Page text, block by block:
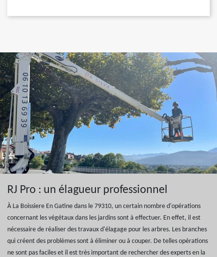
RJ Pro : un élagueur professionnel
À La Boissiere En Gatine dans le 79310, un certain nombre d'opérations
concernant les végétaux dans les jardins sont à effectuer. En effet, il est
nécessaire de réaliser des travaux d'élagage pour les arbres. Les branches
qui créent des problèmes sont à éliminer ou à couper. De telles opérations
ne sont pas faciles et il est très important de rechercher des experts en la